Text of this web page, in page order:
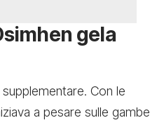
gela
Con le
a pesare sulle gambe